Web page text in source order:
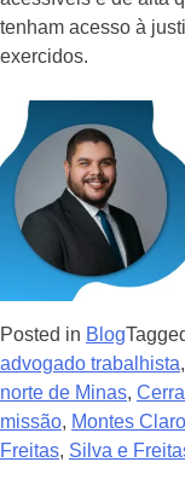
tenham acesso à
exercidos.
Posted in Blog
advogado trabalhista,
norte de Minas,
missão, Montes
Freitas, Silva e